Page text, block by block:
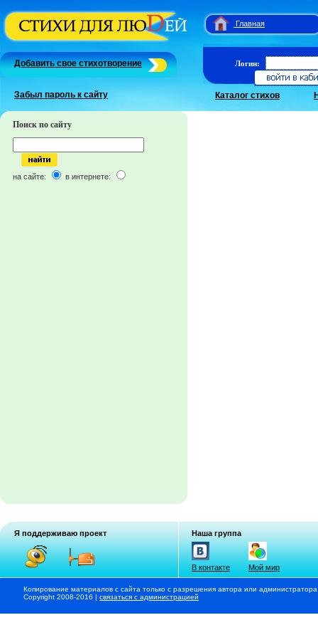
Главная
Добавить свое стихотворение
Забыл пароль к сайту
Логин:
Каталог стихов
Поиск по сайту
на сайте: в интернете:
Я поддерживаю проект Наша группа
В контакте Мой мир
Копирование материалов с сайта только с разрешения автора или
Copyright 2008-2016 | связаться с администрацией